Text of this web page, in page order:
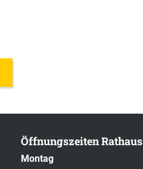
Öffnungszeiten Rathaus
Montag